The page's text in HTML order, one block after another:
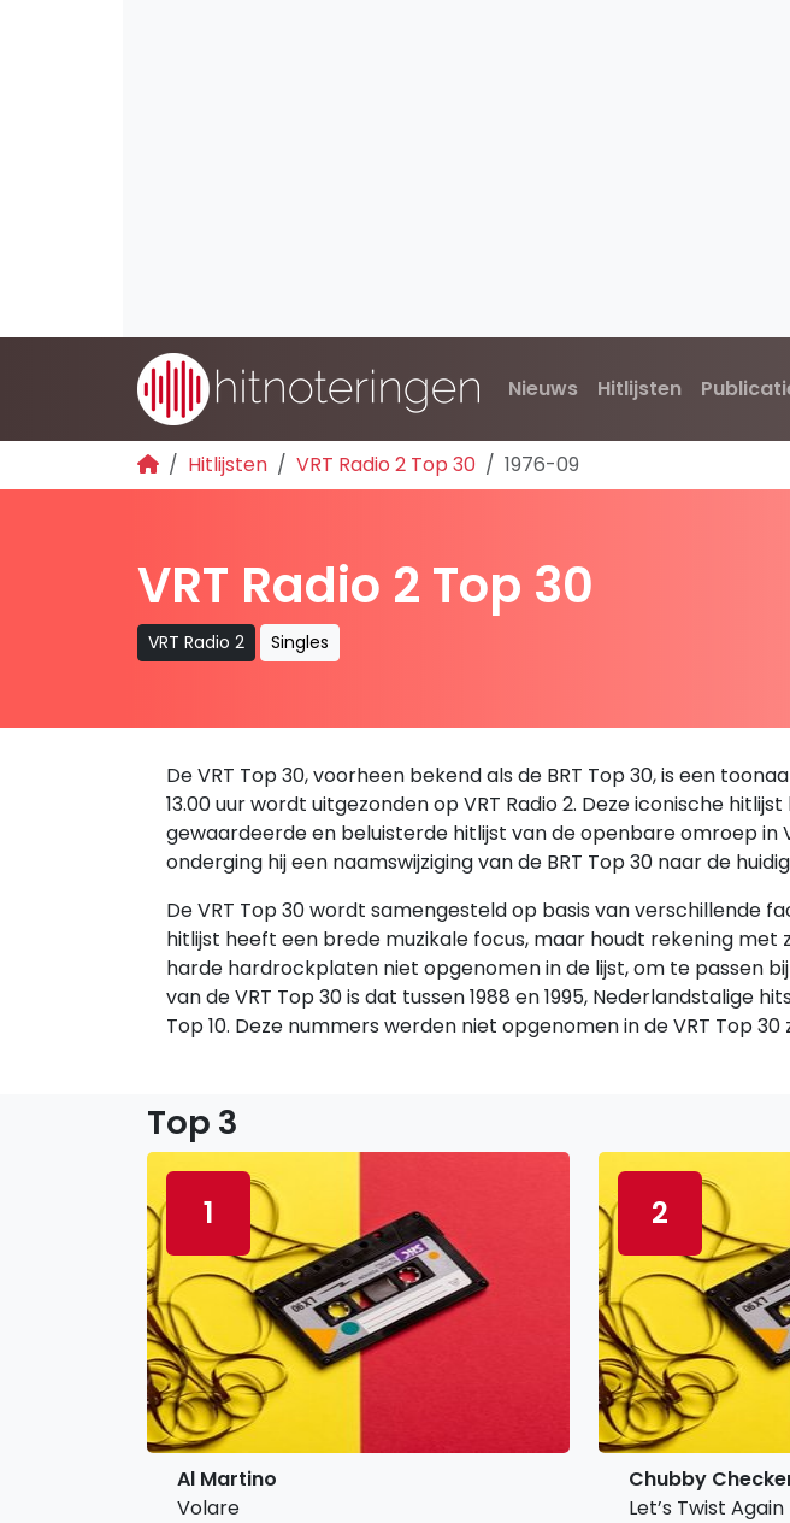
Nieuws Hitlijsten
Hitlijsten VRT Radio 2 Top 30 1976-09
VRT Radio 2 Top 30
VRT Radio 2 Singles
De VRT Top 30, voorheen bekend als de BRT Top 30, is een
13.00 uur wordt uitgezonden op VRT Radio 2. Deze iconische
gewaardeerde en beluisterde hitlijst van de openbare omroep in
onderging hij een naamswijziging van de BRT Top 30 naar de
De VRT Top 30 wordt samengesteld op basis van verschillende
hitlijst heeft een brede muzikale focus, maar houdt rekening
harde hardrockplaten niet opgenomen in de lijst, om te passen
van de VRT Top 30 is dat tussen 1988 en 1995,
Top 10. Deze nummers werden niet opgenomen in de VRT Top 30
Top 3
1
Al Martino
Volare
2
Chubby
Let’s Twist Again